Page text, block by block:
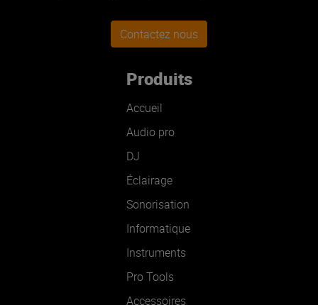
Contactez nous
Produits
Accueil
Audio pro
DJ
Éclairage
Sonorisation
Informatique
Instruments
Pro Tools
Accessoires